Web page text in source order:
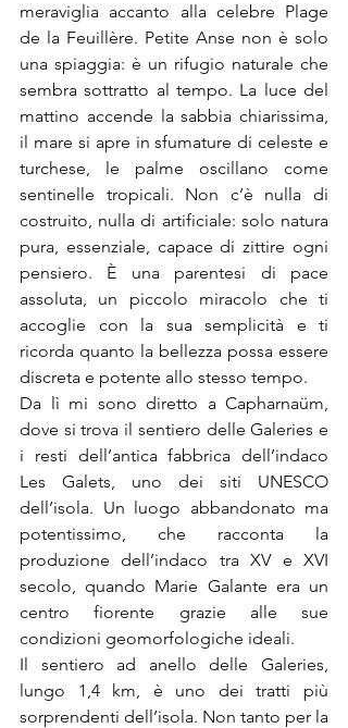
meraviglia accanto alla celebre Plage
de la Feuillère. Petite Anse non è solo
una spiaggia: è un rifugio naturale che
sembra sottratto al tempo. La luce del
mattino accende la sabbia chiarissima,
il mare si apre in sfumature di celeste e
turchese, le palme oscillano come
sentinelle tropicali. Non c’è nulla di
costruito, nulla di artificiale: solo natura
pura, essenziale, capace di zittire ogni
pensiero. È una parentesi di pace
assoluta, un piccolo miracolo che ti
accoglie con la sua semplicità e ti
ricorda quanto la bellezza possa essere
discreta e potente allo stesso tempo.
Da lì mi sono diretto a Capharnaüm,
dove si trova il sentiero delle Galeries e
i resti dell’antica fabbrica dell’indaco
Les Galets, uno dei siti UNESCO
dell’isola. Un luogo abbandonato ma
potentissimo, che racconta la
produzione dell’indaco tra XV e XVI
secolo, quando Marie Galante era un
centro fiorente grazie alle sue
condizioni geomorfologiche ideali.
Il sentiero ad anello delle Galeries,
lungo 1,4 km, è uno dei tratti più
sorprendenti dell’isola. Non tanto per la